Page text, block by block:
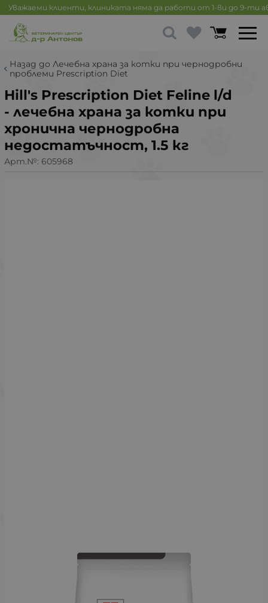
Уважаеми клиенти, клиниката няма да работи от 1-ви до 9-ти
Назад до Лечебна храна за котки при чернодробни
проблеми Prescription Diet
Hill's Prescription Diet Feline l/d
- лечебна храна за котки при
хронична чернодробна
недостатъчност, 1.5 кг
Арт.№: 605968